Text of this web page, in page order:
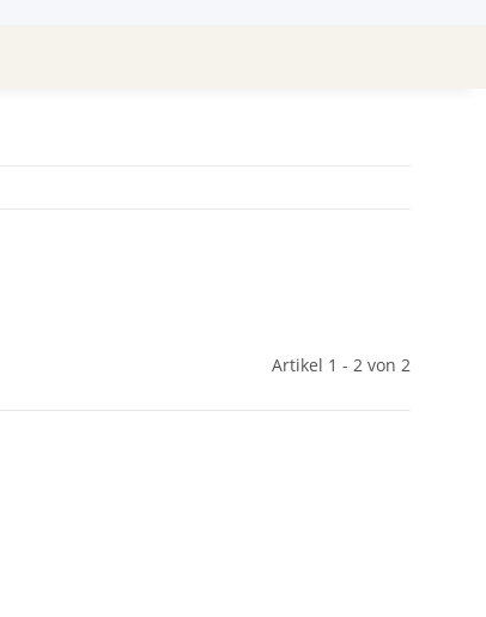
Artikel 1 - 2 von 2